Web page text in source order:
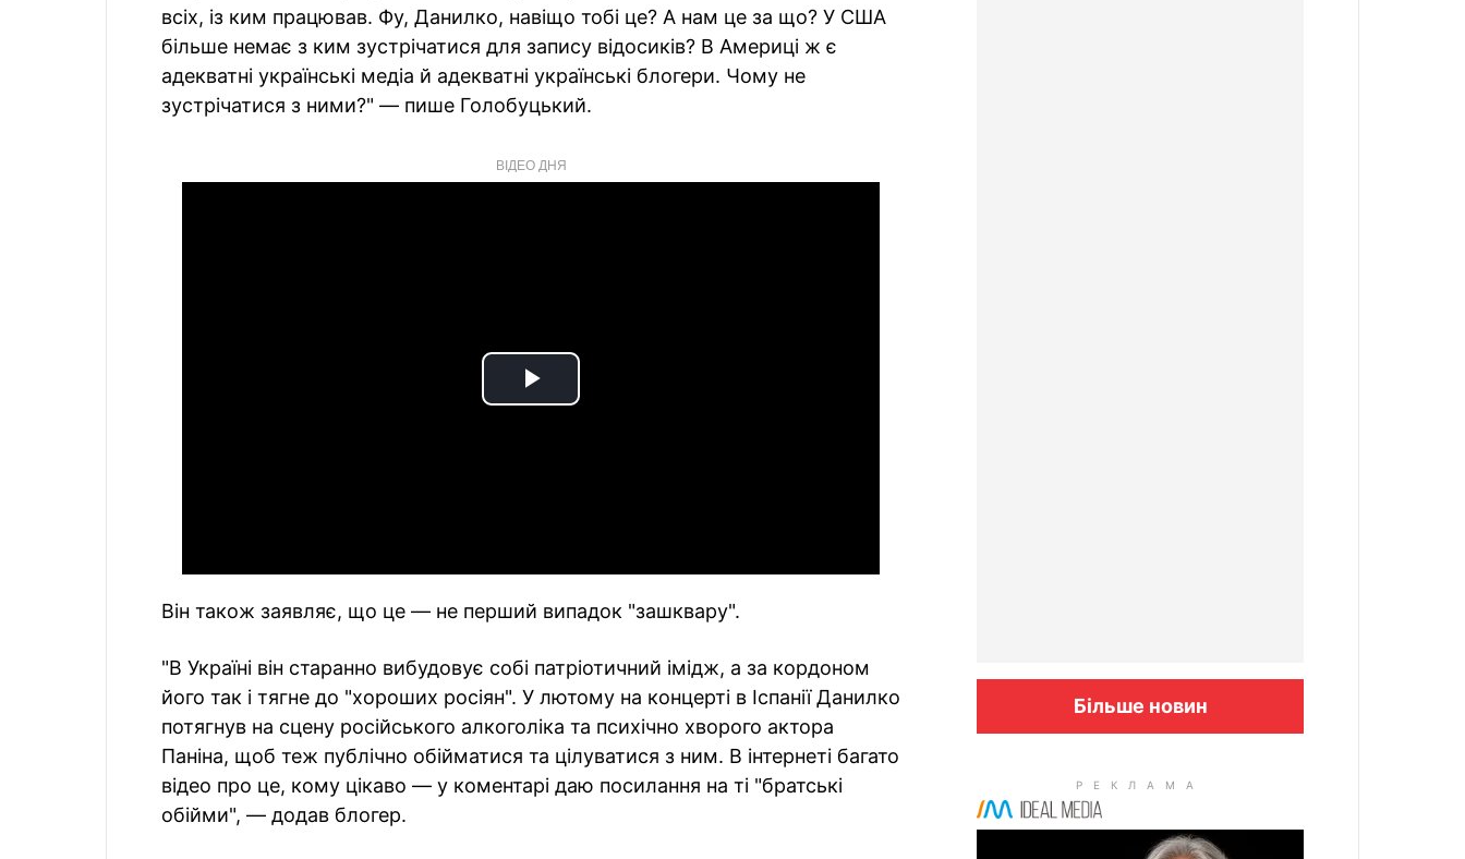
всіх, із ким працював. Фу, Данилко, навіщо тобі це? А нам це за що? У США
більше немає з ким зустрічатися для запису відосиків? В Америці ж є
адекватні українські медіа й адекватні українські блогери. Чому не
зустрічатися з ними?" — пише Голобуцький.
ВІДЕО ДНЯ
Play
Він також заявляє, що це — не перший випадок "зашквару".
"В Україні він старанно вибудовує собі патріотичний імідж, а за кордоном
його так і тягне до "хороших росіян". У лютому на концерті в Іспанії Данилко
потягнув на сцену російського алкоголіка та психічно хворого актора
Паніна, щоб теж публічно обійматися та цілуватися з ним. В інтернеті багато
відео про це, кому цікаво — у коментарі даю посилання на ті "братські
обійми", — додав блогер.
Більше новин